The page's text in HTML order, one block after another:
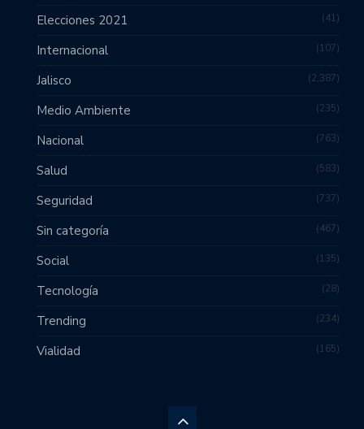
Elecciones 2021 41
Internacional 107
Jalisco 2,387
Medio Ambiente 235
Nacional 763
Salud 583
Seguridad 737
Sin categoría 467
Social 135
Tecnología 28
Trending 234
Vialidad 165